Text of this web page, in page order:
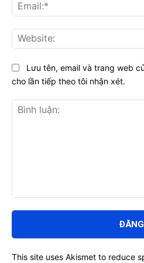
luận:
Lưu tên, email và trang web
cho lần tiếp theo tôi nhận xét.
This site uses Akismet to reduce